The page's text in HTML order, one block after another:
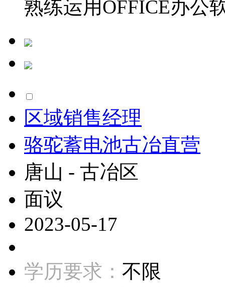
熟练运用OFFICE办公
区域销售经理
骆驼蓄电池古冶直营
唐山 - 古冶区
面议
2023-05-17
学历要求： 不限